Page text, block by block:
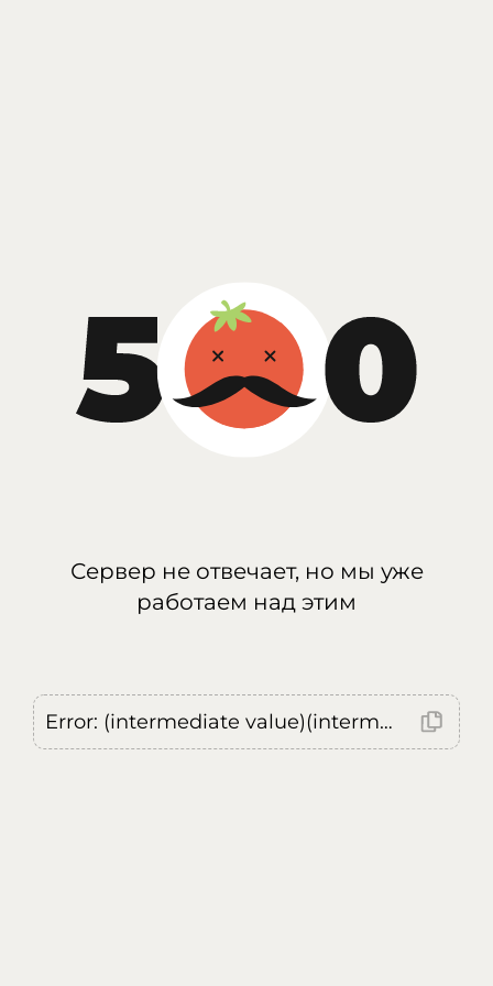
Сервер не отвечает, но мы уже
работаем над этим
Error: (intermediate value)(intermediate value)(intermediate value).replaceAll is not a function